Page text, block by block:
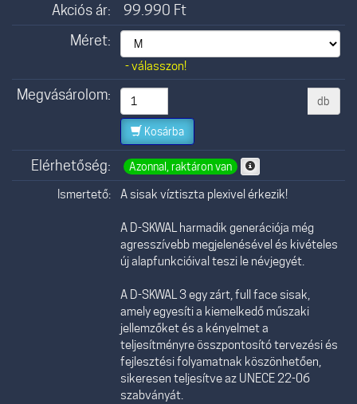
Akciós ár:
99.990 Ft
Méret:
- válasszon!
Megvásárolom: db
Kosárba
Elérhetőség: Azonnal, raktáron van
Ismertető: A sisak víztiszta plexivel érkezik!
A D-SKWAL harmadik generációja még
agresszívebb megjelenésével és kivételes
új alapfunkcióival teszi le névjegyét.
A D-SKWAL 3 egy zárt, full face sisak,
amely egyesíti a kiemelkedő műszaki
jellemzőket és a kényelmet a
teljesítményre összpontosító tervezési és
fejlesztési folyamatnak köszönhetően,
sikeresen teljesítve az UNECE 22-06
szabványát.